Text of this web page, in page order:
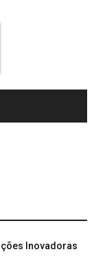
Inovadoras